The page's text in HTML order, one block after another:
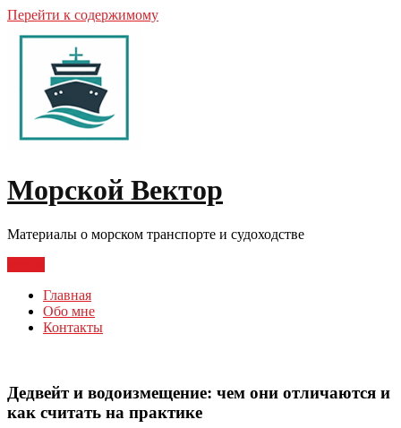
Перейти к содержимому
Морской Вектор
Материалы о морском транспорте и судоходстве
Главная
Обо мне
Контакты
Дедвейт и водоизмещение: чем они отличаются и
как считать на практике